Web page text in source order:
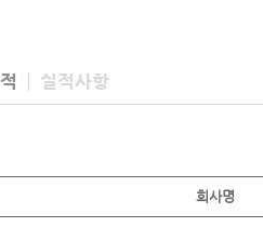
실적사항
회사명